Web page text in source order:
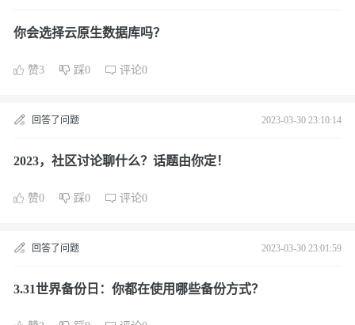
你会选择云原生数据库吗？
赞3 踩0 评论0
回答了问题 2023-03-30 23:10:14
2023，社区讨论聊什么？话题由你定！
赞0 踩0 评论0
回答了问题 2023-03-30 23:01:59
3.31世界备份日：你都在使用哪些备份方式？